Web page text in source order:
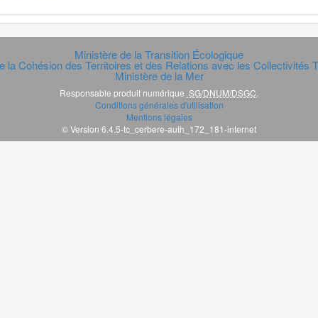
Ministère de la Transition Écologique
la Cohésion des Territoires et des Relations avec les Collectivités
Ministère de la Mer
Responsable produit numérique SG/DNUM/DSGC
Conditions générales d'utilisation
Mentions légales
© Version 6.4.5-tc_cerbere-auth_172_181-internet